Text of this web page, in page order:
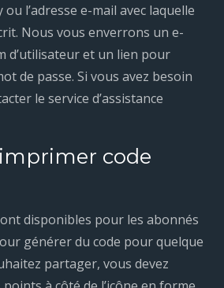
l’adresse e-mail avec laquelle
Nous vous enverrons un e-
d’utilisateur et un lien pour
de passe. Si vous avez besoin
le service d’assistance
code
disponibles pour les abonnés
générer du code pour quelque
partager, vous devez